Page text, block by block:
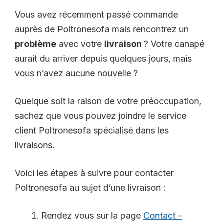
Vous avez récemment passé commande
auprès de Poltronesofa mais rencontrez un
problème avec votre livraison ? Votre canapé
aurait du arriver depuis quelques jours, mais
vous n’avez aucune nouvelle ?
Quelque soit la raison de votre préoccupation,
sachez que vous pouvez joindre le service
client Poltronesofa spécialisé dans les
livraisons.
Voici les étapes à suivre pour contacter
Poltronesofa au sujet d’une livraison :
Rendez vous sur la page Contact –